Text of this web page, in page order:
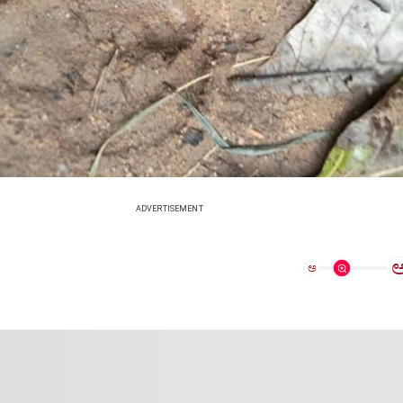
ADVERTISEMENT
ಅ